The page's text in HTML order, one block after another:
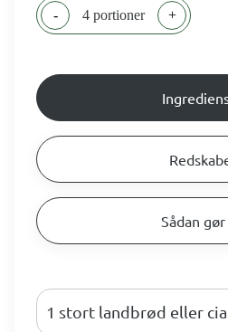
- 4 portioner +
Sådan
1 stort landbrød eller